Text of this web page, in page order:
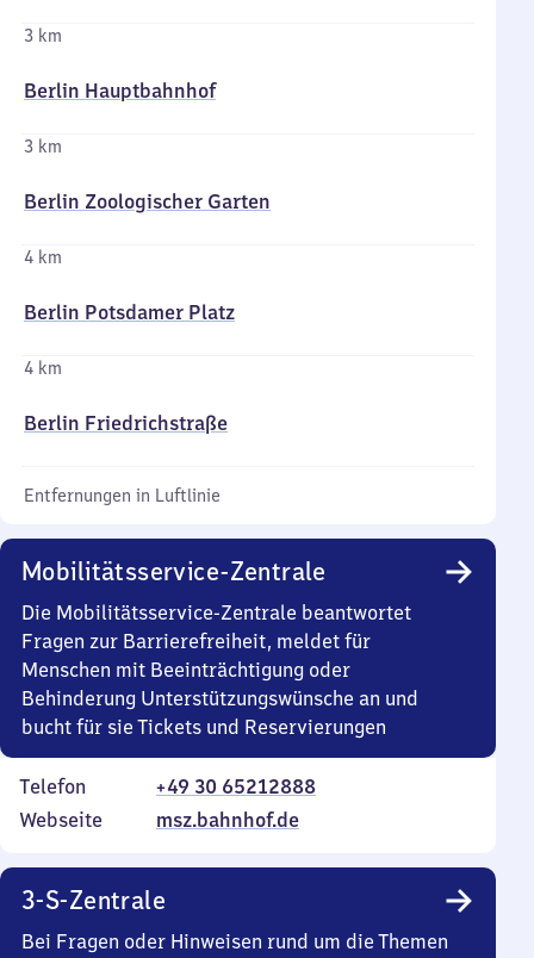
3 km
Berlin Hauptbahnhof
3 km
Berlin Zoologischer Garten
4 km
Berlin Potsdamer Platz
4 km
Berlin Friedrichstraße
Entfernungen in Luftlinie
Mobilitätsservice-Zentrale
Die Mobilitätsservice-Zentrale beantwortet
Fragen zur Barrierefreiheit, meldet für
Menschen mit Beeinträchtigung oder
Behinderung Unterstützungswünsche an und
bucht für sie Tickets und Reservierungen
Telefon
+49 30 65212888
Webseite
msz.bahnhof.de
3-S-Zentrale
Bei Fragen oder Hinweisen rund um die Themen